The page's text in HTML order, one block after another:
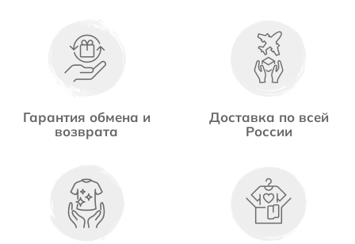
Гарантия обмена и
возврата
Доставка по всей
России